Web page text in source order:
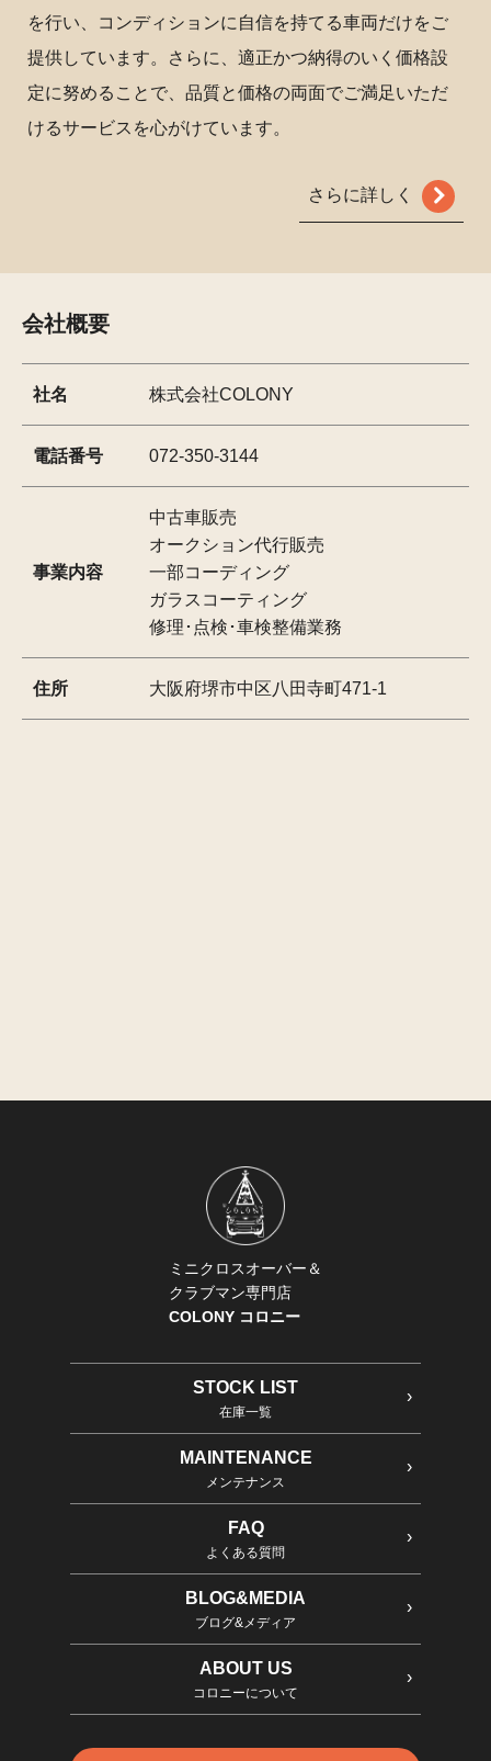
を行い、コンディションに自信を持てる車両だけをご
提供しています。さらに、適正かつ納得のいく価格設
定に努めることで、品質と価格の両面でご満足いただ
けるサービスを心がけています。
さらに詳しく
会社概要
社名 株式会社COLONY
電話番号 072-350-3144
事業内容
中古車販売
オークション代行販売
一部コーディング
ガラスコーティング
修理･点検･車検整備業務
住所 大阪府堺市中区八田寺町471-1
ミニクロスオーバー＆
クラブマン専門店
COLONY コロニー
STOCK LIST
在庫一覧
MAINTENANCE
メンテナンス
FAQ
よくある質問
BLOG&MEDIA
ブログ&メディア
ABOUT US
コロニーについて